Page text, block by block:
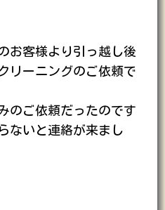
お客様より引っ越し後
リーニングのご依頼で
のご依頼だったのです
ないと連絡が来まし